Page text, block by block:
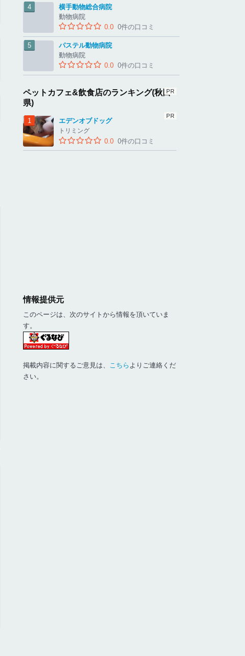
横手動物総合病院
動物病院
0.0 0件の口コミ
パステル動物病院
動物病院
0.0 0件の口コミ
ペットカフェ&飲食店のランキング(秋田
県)
エデンオブドッグ
トリミング
0.0 0件の口コミ
情報提供元
このページは、次のサイトから情報を頂いていま
す。
掲載内容に関するご意見は、 こちら よりご連絡くだ
さい。